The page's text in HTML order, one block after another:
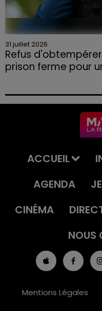
31 juillet 2026
Refus
prison ferme pour
permis et la
ACCUEIL
AGENDA
CINÉMA
NOUS
Mentions Légales